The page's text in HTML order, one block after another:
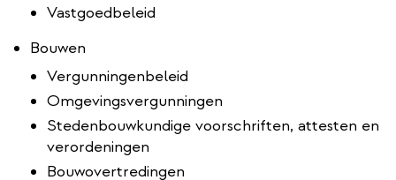
Vastgoedbeleid
Bouwen
Vergunningenbeleid
Omgevingsvergunningen
Stedenbouwkundige voorschriften, attesten en
verordeningen
Bouwovertredingen